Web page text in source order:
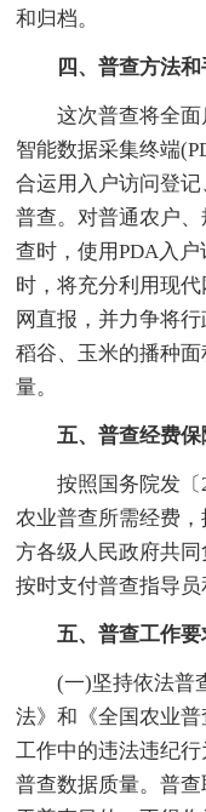
和归档。
四、普查方法
这次普查将全面
智能数据采集终端
合运用入户访问登
普查。对普通农户
查时，使用PDA入
时，将充分利用现
网直报，并力争将
稻谷、玉米的播种
量。
五、普查经费保
按照国务院发〔
农业普查所需经费
方各级人民政府共
按时支付普查指导员
五、普查工作要
(一)坚持依法普查
法》和《全国农业
工作中的违法违纪
普查数据质量。普